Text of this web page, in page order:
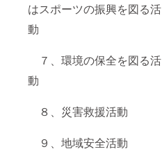
はスポーツの振興を図る活
動
７、環境の保全を図る活
動
８、災害救援活動
９、地域安全活動